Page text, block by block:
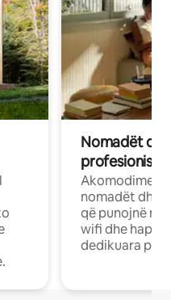
Nomadët
Akomodime
nomadët dhe
që punojnë në
wifi dhe
dedikuara